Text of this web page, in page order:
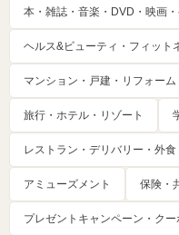
本・雑誌・音楽・DVD・映画
ヘルス&ビューティ・フィット
マンション・戸建・リフォー
旅行・ホテル・リゾート
レストラン・デリバリー・外食
アミューズメント 保険・
プレゼントキャンペーン・クー